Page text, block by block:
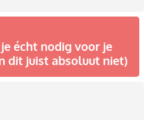
écht nodig voor je
dit juist absoluut niet)